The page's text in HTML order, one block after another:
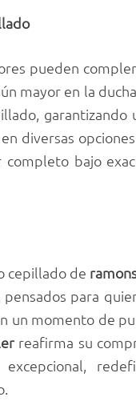
pueden
mayor en la
diversas
bajo
cepillado de
para
un momento de
reafirma su